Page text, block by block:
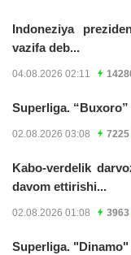
Indoneziya
vazifa deb...
04.08.2026 02:11
Superliga.
02.08.2026 03:08 7225
Kabo-verdelik
davom ettirishi...
02.08.2026 01:08 3963
Superliga.